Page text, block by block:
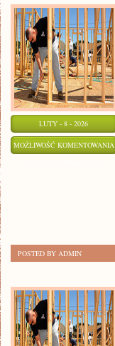
LUTY - 8 - 2026
MOŻLIWOŚĆ KOMENTOWANIA
POSTED BY ADMIN